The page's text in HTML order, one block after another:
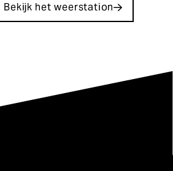
Bekijk het weerstation